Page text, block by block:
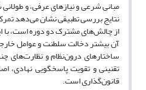
مبانی شرعی و نیازهای عرفی، و
نتایج بررسی تطبیقی نشان می‌دهد
از چالش‌های مشترک دو دوره است،
آن بیشتر دخالت سلطنت و عوامل
ساختارهای درون‌نظام و نظارت‌های
تقنینی و تقویت پاسخگویی نهادی،
قانون‌گذاری است.